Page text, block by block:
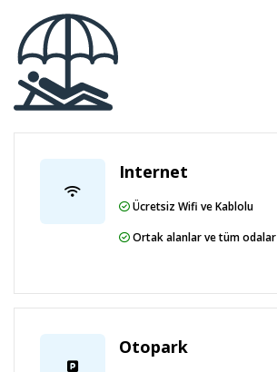
Internet
Ücretsiz Wifi ve Kablolu
Ortak alanlar ve tüm odalar
Otopark